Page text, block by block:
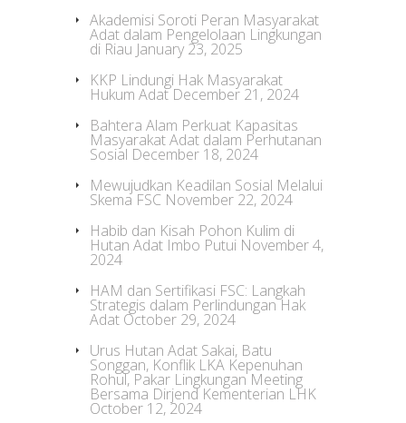
Akademisi Soroti Peran Masyarakat
Adat dalam Pengelolaan Lingkungan
di Riau January 23, 2025
KKP Lindungi Hak Masyarakat
Hukum Adat December 21, 2024
Bahtera Alam Perkuat Kapasitas
Masyarakat Adat dalam Perhutanan
Sosial December 18, 2024
Mewujudkan Keadilan Sosial Melalui
Skema FSC November 22, 2024
Habib dan Kisah Pohon Kulim di
Hutan Adat Imbo Putui November 4,
2024
HAM dan Sertifikasi FSC: Langkah
Strategis dalam Perlindungan Hak
Adat October 29, 2024
Urus Hutan Adat Sakai, Batu
Songgan, Konflik LKA Kepenuhan
Rohul, Pakar Lingkungan Meeting
Bersama Dirjend Kementerian LHK
October 12, 2024